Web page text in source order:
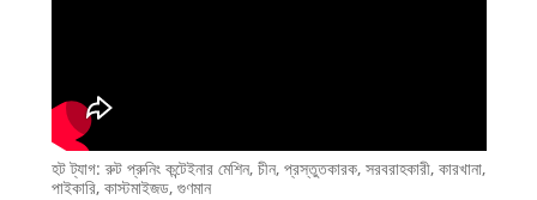
হট ট্যাগ: রুট প্রুনিং কন্টেইনার মেশিন, চীন, প্রস্তুতকারক, সরবরাহকারী, কারখানা,
পাইকারি, কাস্টমাইজড, গুণমান